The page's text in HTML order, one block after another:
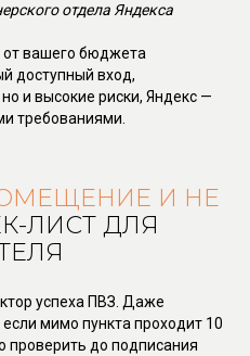
отдела Яндекса
от вашего бюджета
доступный вход,
и высокие риски, Яндекс —
требованиями.
И НЕ
ЛИСТ ДЛЯ
успеха ПВЗ. Даже
мимо пункта проходит 10
проверить до подписания